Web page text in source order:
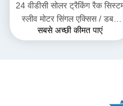
24 वीडीसी सोलर ट्रैकिंग रैक
स्लीव मोटर सिंगल एक्सिस / डबल
एक्सिस ड्राइव के साथ
सबसे अच्छी कीमत पाएं